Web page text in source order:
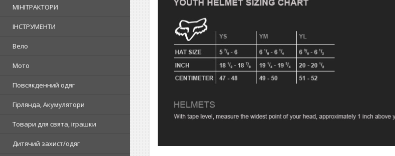
МІНІТРАКТОРИ
ІНСТРУМЕНТИ
Вело
Мото
Повсякденний одяг
Гірлянда, Акумулятори
Товари для свята, іграшки
Дитячий захист/одяг